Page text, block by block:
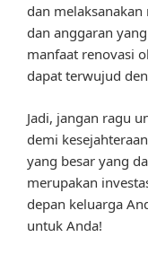
dan
dan anggaran
manfaat renovasi
dapat terwujud
Jadi, jangan ragu
demi
yang besar yang
merupakan
depan keluarga
untuk Anda!